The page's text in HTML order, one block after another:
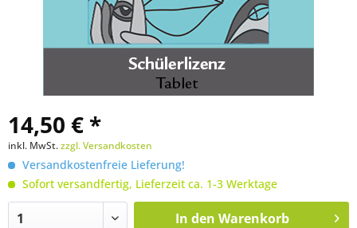
14,50 € *
inkl. MwSt.zzgl. Versandkosten
Versandkostenfreie Lieferung!
Sofort versandfertig, Lieferzeit ca. 1-3 Werktage
In den Warenkorb